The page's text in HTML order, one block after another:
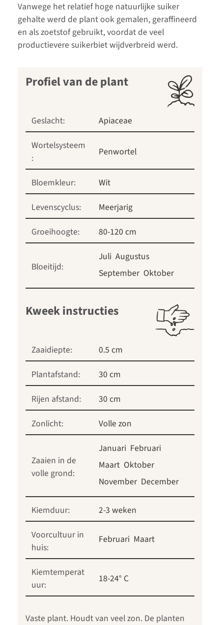
Vanwege het relatief hoge natuurlijke suiker
gehalte werd de plant ook gemalen, geraffineerd
en als zoetstof gebruikt, voordat de veel
productievere suikerbiet wijdverbreid werd.
Profiel van de plant
Geslacht:
Apiaceae
Wortelsysteem
:
Penwortel
Bloemkleur:
Wit
Levenscyclus:
Meerjarig
Groeihoogte:
80-120 cm
Bloeitijd:
Juli Augustus
September Oktober
Kweek instructies
Zaaidiepte:
0.5 cm
Plantafstand:
30 cm
Rijen afstand:
30 cm
Zonlicht:
Volle zon
Zaaien in de
volle grond:
Januari Februari
Maart Oktober
November December
Kiemduur:
2-3 weken
Voorcultuur in
huis:
Februari Maart
Kiemtemperat
uur:
18-24° C
Vaste plant. Houdt van veel zon. De planten